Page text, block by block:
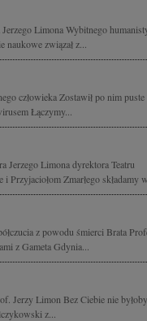
Limona Wybitnego
związał z...
człowieka Zostawił po nim puste
Łączymy...
Jerzego Limona dyrektora Teatru
Zmarłego składamy
z powodu śmierci Brata
z Gameta Gdynia...
Jerzy Limon Bez Ciebie nie
z...